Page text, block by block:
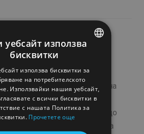
могат да бъдат платени
„Наложен Платеж“. 4.2 При
плащате дължимата сума на
цена на стоките и цена на
на„Еконт“). Не плащате нищо
разходи по доставката са
BULGARIAN
CROATIAN
CZECH
уебсайт използва
бисквитки
използва бисквитки за
на потребителското
Използвайки нашия уебсайт,
с всички бисквитки в
с нашата Политика за
Прочетете още